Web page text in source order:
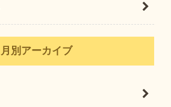
月別アーカイブ